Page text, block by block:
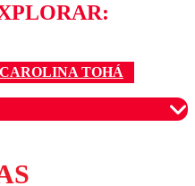
TOHÁ
para garantizar un